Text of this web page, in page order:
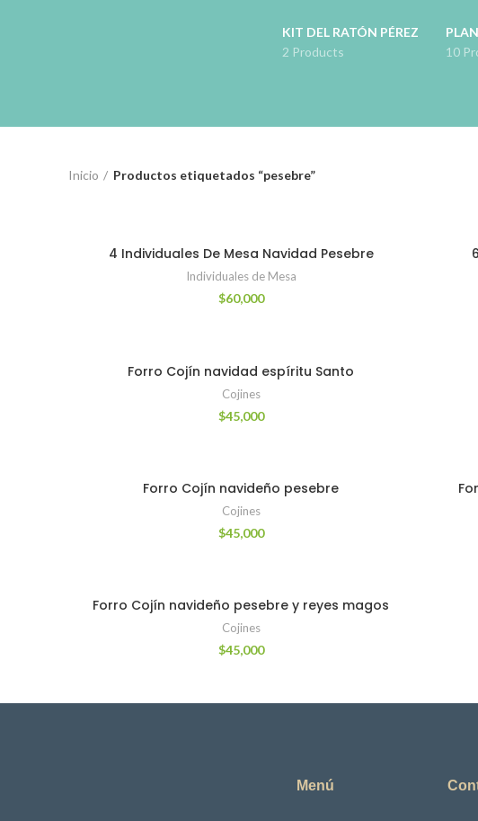
KIT DEL RATÓN PÉREZ
2 Products
10
Inicio Productos etiquetados “pesebre”
4 Individuales De Mesa Navidad Pesebre
Individuales de Mesa
$60,000
Forro Cojín navidad espíritu Santo
Cojines
$45,000
Forro Cojín navideño pesebre
Cojines
$45,000
Forro Cojín navideño pesebre y reyes magos
Cojines
$45,000
Menú